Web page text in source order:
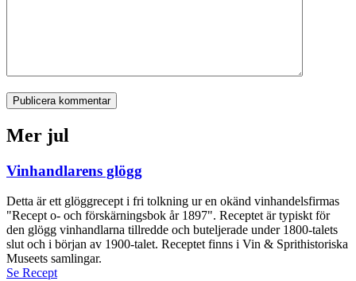
Publicera kommentar
Mer jul
Vinhandlarens glögg
Detta är ett glöggrecept i fri tolkning ur en okänd vinhandelsfirmas
"Recept o- och förskärningsbok år 1897". Receptet är typiskt för
den glögg vinhandlarna tillredde och buteljerade under 1800-talets
slut och i början av 1900-talet. Receptet finns i Vin & Sprithistoriska
Museets samlingar.
Se Recept